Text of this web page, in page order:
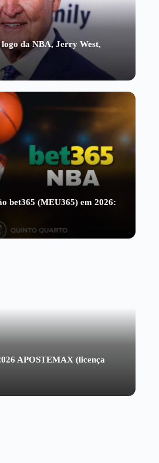
da NBA, Jerry West,
bet365 (MEU365) em 2026:
APOSTEMAX (licença